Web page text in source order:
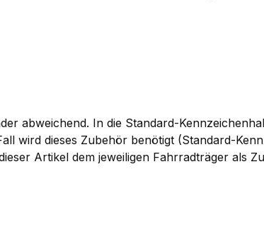
abweichend. In die Standard-
wird dieses Zubehör benötigt (Standard-
Artikel dem jeweiligen Fahrradträger als